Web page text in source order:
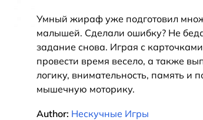
Умный жираф уже подготовил
малышей. Сделали ошибку? Не
задание снова. Играя с
провести время весело, а также
логику, внимательность, память и
мышечную моторику.
Author: Нескучные Игры